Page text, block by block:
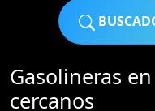
Gasolineras
cercanos